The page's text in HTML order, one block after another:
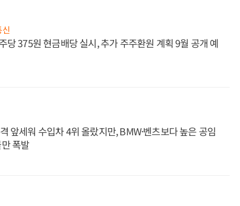
신
당 375원 현금배당 실시, 추가 주주환원 계획 9월 공개 예
앞세워 수입차 4위 올랐지만, BMW·벤츠보다 높은 공임
폭발